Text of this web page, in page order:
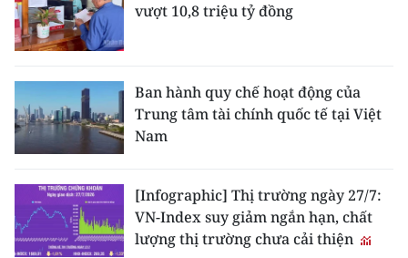
vượt 10,8 triệu tỷ đồng
Ban hành quy chế hoạt động của
Trung tâm tài chính quốc tế tại Việt
Nam
[Infographic] Thị trường ngày 27/7:
VN-Index suy giảm ngắn hạn, chất
lượng thị trường chưa cải thiện